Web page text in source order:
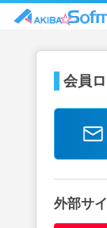
会員
外部サ